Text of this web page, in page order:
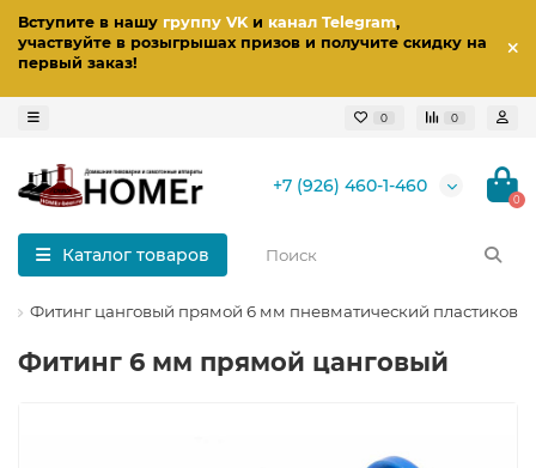
Вступите в нашу группу VKи канал Telegram,
участвуйте в розыгрышах призов и получите скидку на
первый заказ!
0 0
+7 (926) 460-1-460
0
Каталог товаров
Фитинг цанговый прямой 6 мм пневматический
Фитинг 6 мм прямой цанговый